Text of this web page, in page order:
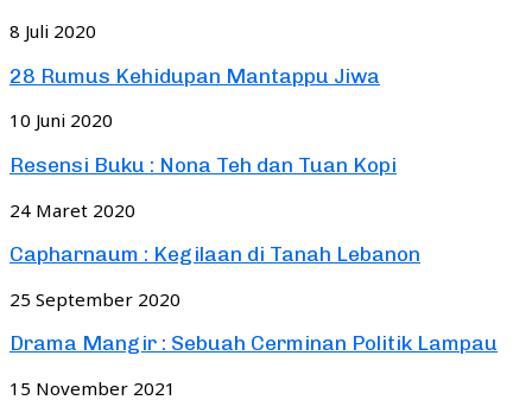
8 Juli 2020
28 Rumus Kehidupan Mantappu Jiwa
10 Juni 2020
Resensi Buku : Nona Teh dan Tuan Kopi
24 Maret 2020
Capharnaum : Kegilaan di Tanah Lebanon
25 September 2020
Drama Mangir : Sebuah Cerminan Politik Lampau
15 November 2021